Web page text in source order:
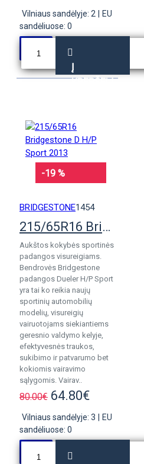
Vilniaus sandėlyje: 2
EU
sandėliuose: 0
Į
KREPŠELĮ
-19 %
BRIDGESTONE1454
215/65R16 Bridgestone D H/P Sport 2013
Aukštos kokybės sportinės
padangos visureigiams.
Bendrovės Bridgestone
padangos Dueler H/P Sport
yra tai ko reikia naujų
sportinių automobilių
modelių, visureigių
vairuotojams siekiantiems
geresnio valdymo kelyje,
efektyvesnės traukos,
sukibimo ir patvarumo bet
kokiomis vairavimo
sąlygomis. Vairav..
80.00€ 64.80€
Vilniaus sandėlyje: 3
EU
sandėliuose: 0